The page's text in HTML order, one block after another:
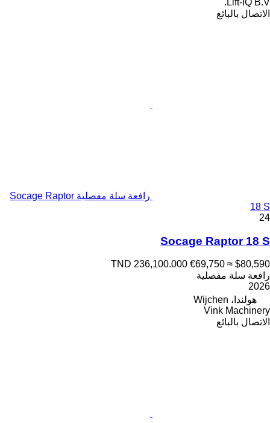
الاتصال بالبائع
رافعة سلة مفصلية Socage Raptor
18 S
24
Socage Raptor 18 S
TND 236,100.000 €69,750 ≈ $80,590
رافعة سلة مفصلية
2026
هولندا، Wijchen
Vink Machinery
الاتصال بالبائع